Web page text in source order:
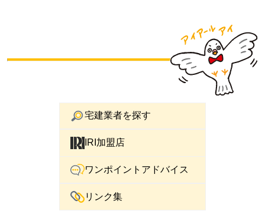
宅建業者を探す
IRI加盟店
ワンポイントアドバイス
リンク集